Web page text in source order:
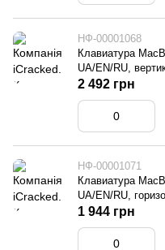
НФ-00001068
Клавиатура
UA/EN/RU,
2 492 грн
НФ-00001071
Клавиатура
UA/EN/RU,
1 944 грн